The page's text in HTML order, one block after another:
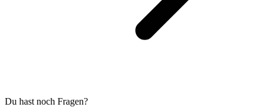
Du hast noch Fragen?